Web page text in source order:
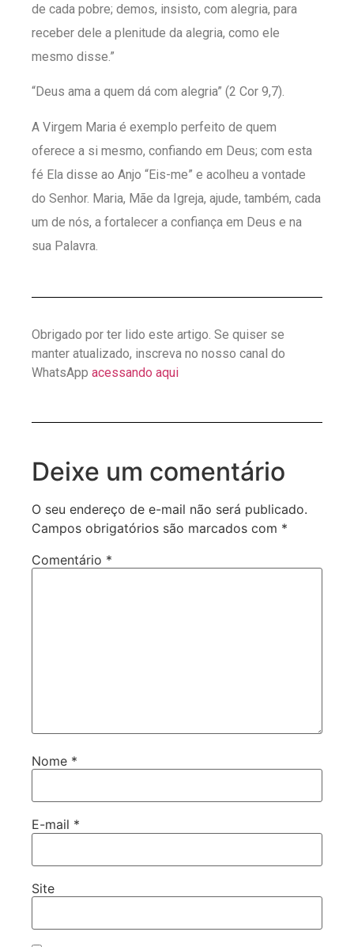
de cada pobre; demos, insisto, com alegria, para
receber dele a plenitude da alegria, como ele
mesmo disse.”
“Deus ama a quem dá com alegria” (2 Cor 9,7).
A Virgem Maria é exemplo perfeito de quem
oferece a si mesmo, confiando em Deus; com esta
fé Ela disse ao Anjo “Eis-me” e acolheu a vontade
do Senhor. Maria, Mãe da Igreja, ajude, também, cada
um de nós, a fortalecer a confiança em Deus e na
sua Palavra.
Obrigado por ter lido este artigo. Se quiser se
manter atualizado, inscreva no nosso canal do
WhatsApp acessando aqui
Deixe um comentário
O seu endereço de e-mail não será publicado.
Campos obrigatórios são marcados com *
Comentário *
Nome *
E-mail *
Site